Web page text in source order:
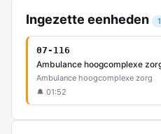
Ingezette eenheden 1
07-116
Ambulance hoogcomplexe
Ambulance hoogcomplexe zorg
🔔 01:52